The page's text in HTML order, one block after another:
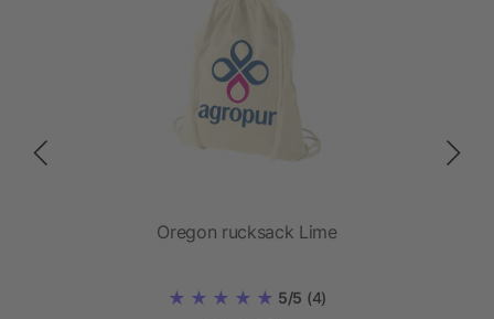
Oregon rucksack Lime
5/5 (4)